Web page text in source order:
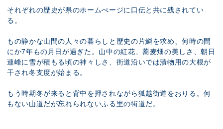
それぞれの歴史が県のホームぺージに口伝と共に残されてい
る。
もの静かな山間の人々の暮らしと歴史の片鱗を求め、何時の間
にか7年もの月日が過ぎた。山中の紅花、蕎麦畑の美しさ、朝日
連峰に雪が積もる頃の神々しさ、街道沿いでは漬物用の大根が
干され冬支度が始まる。
もう時期冬が来ると背中を押されながら狐越街道をおりる。何
もない山道だが忘れられないふる里の街道だ。